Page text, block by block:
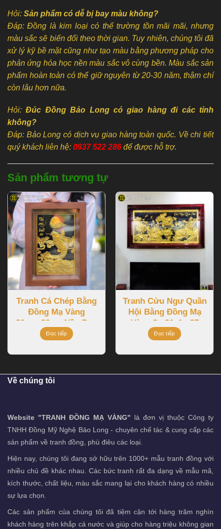
Hỏi: Sản phẩm có dễ bị bay màu không?
Đáp: Đồng là kim loại có thể trường tồn mãi mãi, nhưng
màu sắc sẽ biến đổi theo thời gian. Tuy nhiên, chúng tôi đã
xử lý kỹ bề mặt cũng như tạo màu bằng phương pháp cho
phản ứng hóa học nền màu sắc vô cùng bền. Màu sắc sản
phẩm hoàn toàn có thể giữ nguyên từ 20-30 năm, thậm chí
còn lâu hơn nữa.
Hỏi: Đúc Đồng Bảo Long có giao hàng đi các tỉnh
không?
Đáp: Bảo Long có dịch vụ giao hàng toàn quốc. Về chi tiết
quý khách liên hệ: 0937 522 286 để được hỗ trợ.
Sản phẩm tương tự
Tranh Cá Chép Bằng
Đồng Mạ Vàng
28cmx38cm Nền Đen
Đọc tiếp
Tranh Cửu Ngư Quần
Hội Bằng Đồng Mạ
Vàng 2m31x1m27
Khung Gỗ
Đọc tiếp
Về chúng tôi
Website "TRANH ĐỒNG MẠ VÀNG" là đơn vị thuộc Công ty
TNHH Đồng Mỹ Nghệ Bảo Long - chuyên chế tác & cung cấp các
sản phẩm về tranh đồng, phù điêu các loại.
Hiện nay, chúng tôi đang sở hữu trên 1000+ mẫu tranh đồng với
nhiều chủ đề khác nhau. Các bức tranh rất đa dạng về mẫu mã,
kích thước, chất liệu, màu sắc mang lại cho khách hàng có nhiều
sự lựa chọn.
Các sản phẩm của chúng tôi đã tiệm cận tới hàng trăm nghìn
khách hàng trên khắp cả nước và giúp cho hàng triệu không gian